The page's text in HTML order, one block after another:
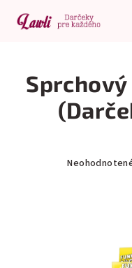
obsah
Sprchový